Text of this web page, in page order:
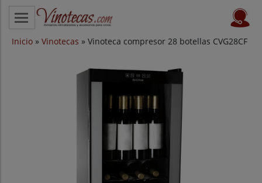
CATEGORÍAS
VINOTECAS POR MARCAS
Inicio » Vinotecas » Vinoteca compresor 28 botellas CVG28CF